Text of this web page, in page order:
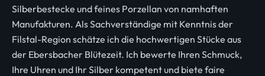
Silberbestecke und feines Porzellan von namhaften
Manufakturen. Als Sachverständige mit Kenntnis der
Filstal-Region schätze ich die hochwertigen Stücke aus
der Ebersbacher Blütezeit. Ich bewerte Ihren Schmuck,
Ihre Uhren und Ihr Silber kompetent und biete faire